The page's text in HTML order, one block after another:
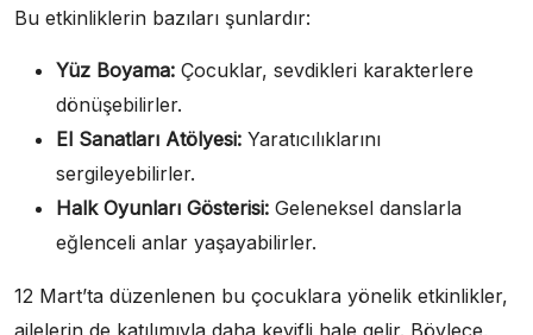
Bu etkinliklerin bazıları şunlardır:
Yüz Boyama: Çocuklar, sevdikleri karakterlere
dönüşebilirler.
El Sanatları Atölyesi: Yaratıcılıklarını
sergileyebilirler.
Halk Oyunları Gösterisi: Geleneksel danslarla
eğlenceli anlar yaşayabilirler.
12 Mart’ta düzenlenen bu çocuklara yönelik etkinlikler,
ailelerin de katılımıyla daha keyifli hale gelir. Böylece,